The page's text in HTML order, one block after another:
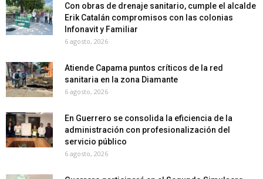
Con obras de drenaje sanitario, cumple el alcalde
Erik Catalán compromisos con las colonias
Infonavit y Familiar
6 agosto, 2026
Atiende Capama puntos críticos de la red
sanitaria en la zona Diamante
6 agosto, 2026
En Guerrero se consolida la eficiencia de la
administración con profesionalización del
servicio público
6 agosto, 2026